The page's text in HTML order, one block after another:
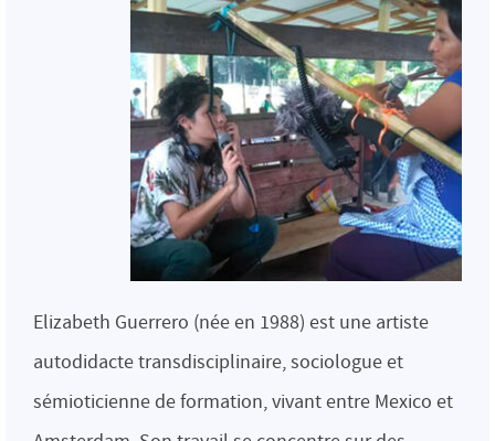
Elizabeth Guerrero (née en 1988) est une artiste
autodidacte transdisciplinaire, sociologue et
sémioticienne de formation, vivant entre Mexico et